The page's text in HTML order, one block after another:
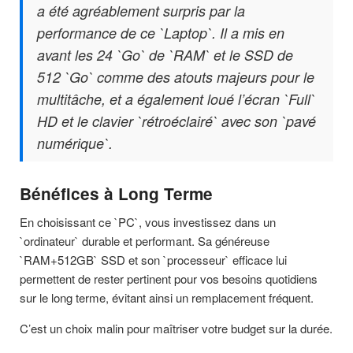
a été agréablement surpris par la
performance de ce `Laptop`. Il a mis en
avant les 24 `Go` de `RAM` et le SSD de
512 `Go` comme des atouts majeurs pour le
multitâche, et a également loué l’écran `Full`
HD et le clavier `rétroéclairé` avec son `pavé
numérique`.
Bénéfices à Long Terme
En choisissant ce `PC`, vous investissez dans un
`ordinateur` durable et performant. Sa généreuse
`RAM+512GB` SSD et son `processeur` efficace lui
permettent de rester pertinent pour vos besoins quotidiens
sur le long terme, évitant ainsi un remplacement fréquent.
C’est un choix malin pour maîtriser votre budget sur la durée.